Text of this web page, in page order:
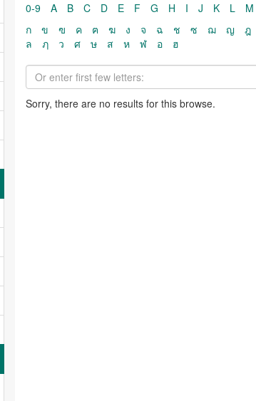
0-9 A B C D E F G H I J K L M
ก
ข ฃ ค ฅ ฆ ง จ ฉ ช ซ ฌ ญ ฎ
ล
ฦ ว ศ ษ ส ห ฬ อ ฮ
Sorry, there are no results for this browse.